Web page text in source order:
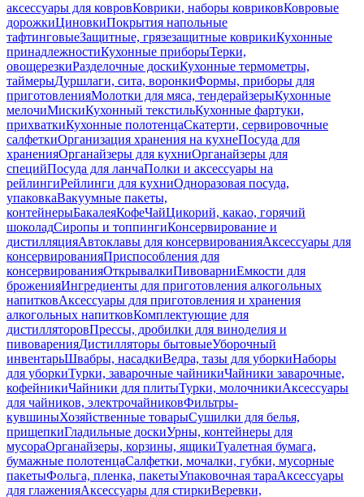
аксессуары для ковровКоврики, наборы ковриковКовровые
дорожкиЦиновкиПокрытия напольные
тафтинговыеЗащитные, грязезащитные коврикиКухонные
принадлежностиКухонные приборыТерки,
овощерезкиРазделочные доскиКухонные термометры,
таймерыДуршлаги, сита, воронкиФормы, приборы для
приготовленияМолотки для мяса, тендерайзерыКухонные
мелочиМискиКухонный текстильКухонные фартуки,
прихваткиКухонные полотенцаСкатерти, сервировочные
салфеткиОрганизация хранения на кухнеПосуда для
храненияОрганайзеры для кухниОрганайзеры для
специйПосуда для ланчаПолки и аксессуары на
рейлингиРейлинги для кухниОдноразовая посуда,
упаковкаВакуумные пакеты,
контейнерыБакалеяКофеЧайЦикорий, какао, горячий
шоколадСиропы и топпингиКонсервирование и
дистилляцияАвтоклавы для консервированияАксессуары для
консервированияПриспособления для
консервированияОткрывалкиПивоварниЕмкости для
броженияИнгредиенты для приготовления алкогольных
напитковАксессуары для приготовления и хранения
алкогольных напитковКомплектующие для
дистилляторовПрессы, дробилки для виноделия и
пивоваренияДистилляторы бытовыеУборочный
инвентарьШвабры, насадкиВедра, тазы для уборкиНаборы
для уборкиТурки, заварочные чайникиЧайники заварочные,
кофейникиЧайники для плитыТурки, молочникиАксессуары
для чайников, электрочайниковФильтры-
кувшиныХозяйственные товарыСушилки для белья,
прищепкиГладильные доскиУрны, контейнеры для
мусораОрганайзеры, корзины, ящикиТуалетная бумага,
бумажные полотенцаСалфетки, мочалки, губки, мусорные
пакетыФольга, пленка, пакетыУпаковочная тараАксессуары
для глаженияАксессуары для стиркиВеревки,